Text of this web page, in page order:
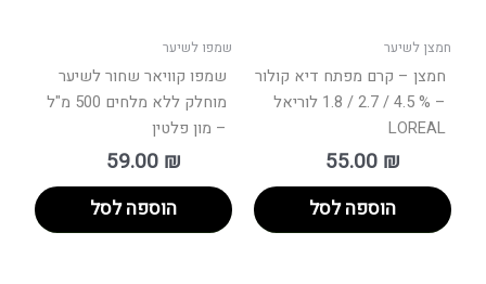
חמצן לשיער
חמצן – קרם מפתח דיא קולור
– % 4.5 / 2.7 / 1.8 לוריאל
LOREAL
55.00 ₪
הוספה לסל
שמפו לשיער
שמפו קוויאר שחור לשיער
מוחלק ללא מלחים 500 מ"ל
– מון פלטין
59.00 ₪
הוספה לסל